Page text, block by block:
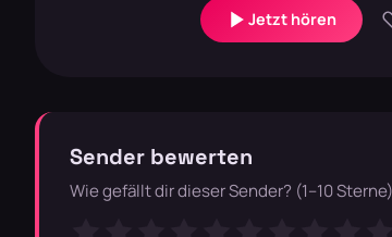
Jetzt hören
Sender bewerten
Wie gefällt dir dieser Sender? (1–10 Sterne)